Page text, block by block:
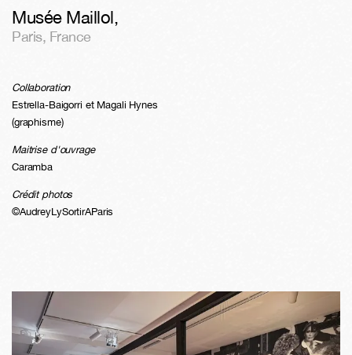
Musée Maillol,
Paris, France
Collaboration
Estrella-Baigorri et Magali Hynes
(graphisme)
Maitrise d'ouvrage
Caramba
Crédit photos
©AudreyLySortirAParis